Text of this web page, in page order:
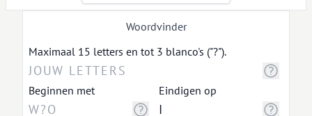
Woordvinder
Maximaal 15 letters en tot 3 blanco's ("?").
Beginnen met Eindigen op